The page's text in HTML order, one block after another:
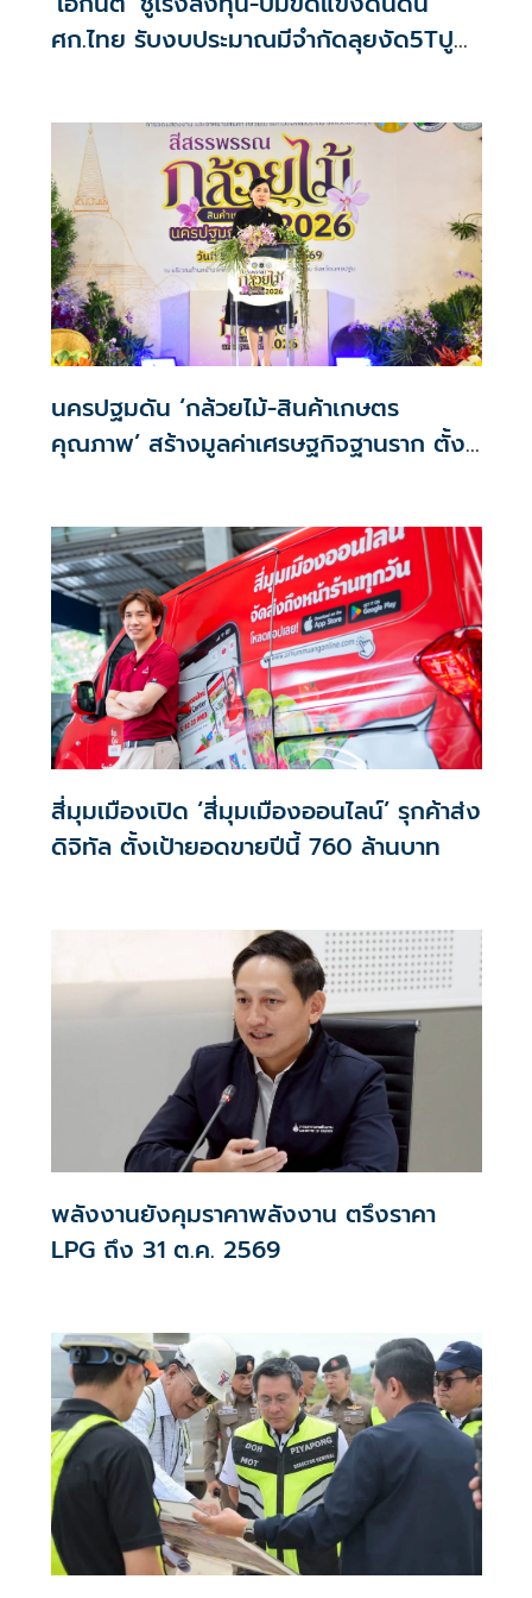
ศก.ไทย รับงบประมาณมีจำกัดลุยงัด5Tปู
นครปฐมดัน ‘กล้วยไม้-สินค้าเกษตร
คุณภาพ’ สร้างมูลค่าเศรษฐกิจฐานราก ตั้ง
สี่มุมเมืองเปิด ‘สี่มุมเมืองออนไลน์’ รุกค้าส่ง
ดิจิทัล ตั้งเป้ายอดขายปีนี้ 760 ล้านบาท
พลังงานยังคุมราคาพลังงาน ตรึงราคา
LPG ถึง 31 ต.ค. 2569